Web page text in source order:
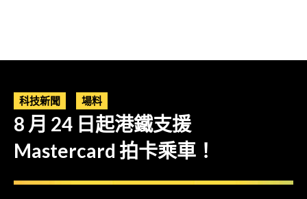
科技新聞 場料
8 月 24 日起港鐵支援
Mastercard 拍卡乘車！